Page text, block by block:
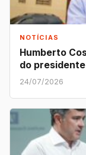
NOTÍCIAS
Humberto
do
24/07/2026